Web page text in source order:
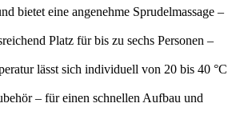
bietet eine angenehme Sprudelmassage –
Platz für bis zu sechs Personen –
lässt sich individuell von 20 bis 40 °C
– für einen schnellen Aufbau und